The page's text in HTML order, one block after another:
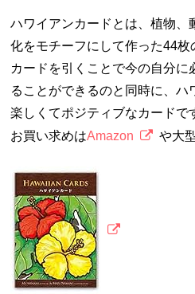
ハワイアンカードとは、植物、
化をモチーフにして作った44枚
カードを引くことで今の自分に
ることができるのと同時に、ハ
楽しくてポジティブなカードで
お買い求めはAmazon や大